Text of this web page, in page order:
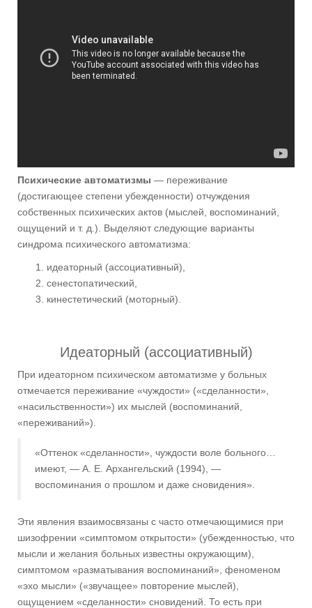
Психические автоматизмы — переживание
(достигающее степени убежденности) отчуждения
собственных психических актов (мыслей, воспоминаний,
ощущений и т. д.). Выделяют следующие варианты
синдрома психического автоматизма:
идеаторный (ассоциативный),
сенестопатический,
кинестетический (моторный).
Идеаторный (ассоциативный)
При идеаторном психическом автоматизме у больных
отмечается переживание «чуждости» («сделанности»,
«насильственности») их мыслей (воспоминаний,
«переживаний»).
«Оттенок «сделанности», чуждости воле больного…
имеют, — А. Е. Архангельский (1994), —
воспоминания о прошлом и даже сновидения».
Эти явления взаимосвязаны с часто отмечающимися при
шизофрении «симптомом открытости» (убежденностью, что
мысли и желания больных известны окружающим),
симптомом «разматывания воспоминаний», феноменом
«эхо мысли» («звучащее» повторение мыслей),
ощущением «сделанности» сновидений. То есть при